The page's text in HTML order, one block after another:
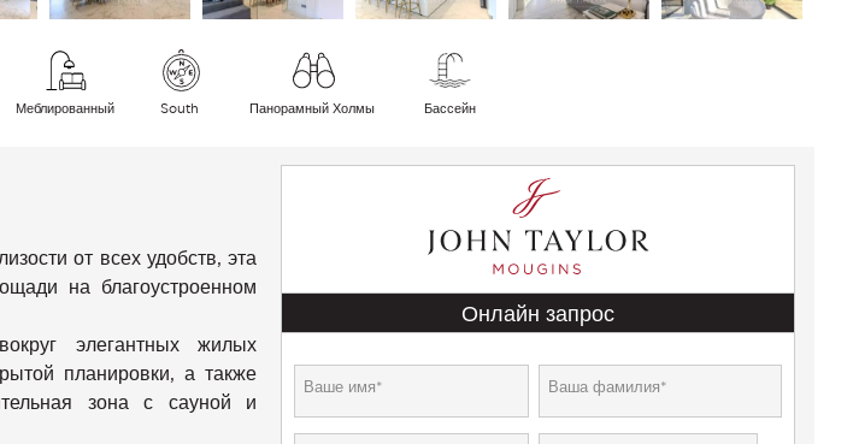
Меблированный South Панорамный Холмы Бассейн
от всех удобств, эта
на благоустроенном
элегантных жилых
планировки, а также
зона с сауной и
Онлайн запрос